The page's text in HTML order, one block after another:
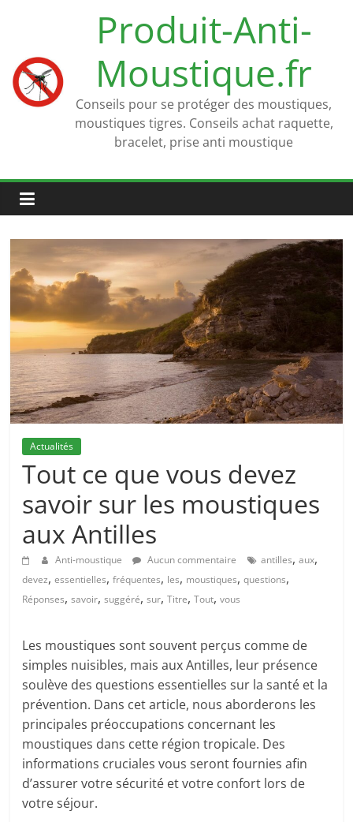
Produit-Anti-
Moustique.fr
Conseils pour se protéger des moustiques,
moustiques tigres. Conseils achat raquette,
bracelet, prise anti moustique
Actualités
Tout ce que vous devez
savoir sur les moustiques
aux Antilles
Anti-moustique Aucun commentaire antilles,aux,
devez,essentielles,fréquentes, les, moustiques,questions,
Réponses,savoir,suggéré,sur,Titre,Tout,vous
Les moustiques sont souvent perçus comme de
simples nuisibles, mais aux Antilles, leur présence
soulève des questions essentielles sur la santé et la
prévention. Dans cet article, nous aborderons les
principales préoccupations concernant les
moustiques dans cette région tropicale. Des
informations cruciales vous seront fournies afin
d’assurer votre sécurité et votre confort lors de
votre séjour.